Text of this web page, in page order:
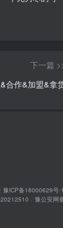
下一篇
合作&加盟&拿
豫ICP备18000629号-
· 豫公安网